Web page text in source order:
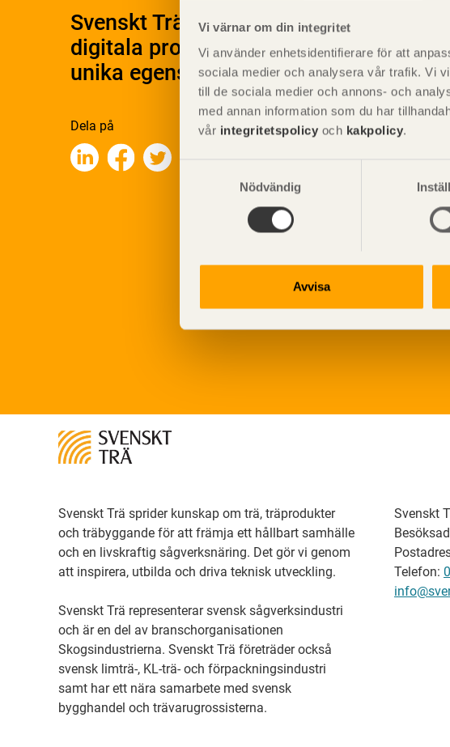
Vi värnar om din integritet
Vi använder enhetsidentifierare för att
sociala medier och analysera vår trafik. Vi
till de sociala medier och annons- och
med annan information som du har
vår integritetspolicy och kakpolicy.
Nödvändig
Avvisa
Svenskt Träs Produktkatalog är
digitala produktkatalog för att
unika egenskaper.
Dela på
Svenskt Trä sprider kunskap om trä, träprodukter
och träbyggande för att främja ett hållbart samhälle
och en livskraftig sågverksnäring. Det gör vi genom
att inspirera, utbilda och driva teknisk utveckling.
Svenskt Trä representerar svensk sågverksindustri
och är en del av branschorganisationen
Skogsindustrierna. Svenskt Trä företräder också
svensk limträ-, KL-trä- och förpackningsindustri
samt har ett nära samarbete med svensk
bygghandel och trävarugrossisterna.
Svenskt
Telefon: